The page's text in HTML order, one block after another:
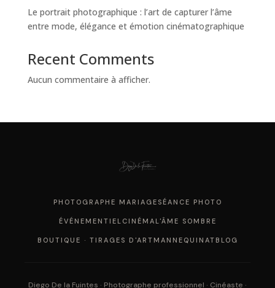
Le portrait photographique : l’art de capturer l’âme
entre mode, élégance et émotion cinématographique
Recent Comments
Aucun commentaire à afficher.
PHOTOGRAPHE MARIAGE SÉANCE PHOTO
ÉVÉNEMENTIEL CINÉMA L'ÂME SOMBRE
BOUTIQUE · TIRAGES D'ART MANNEQUINAT BLOG
Diego De la Fuintes · Photographe professionnel · Cinéaste ·